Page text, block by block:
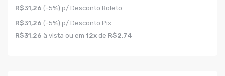
R$31,26 (-5%) p/ Desconto Boleto
R$31,26 (-5%) p/ Desconto Pix
R$31,26 à vista ou em 12x de R$2,74